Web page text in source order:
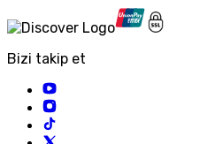
Bizi takip et